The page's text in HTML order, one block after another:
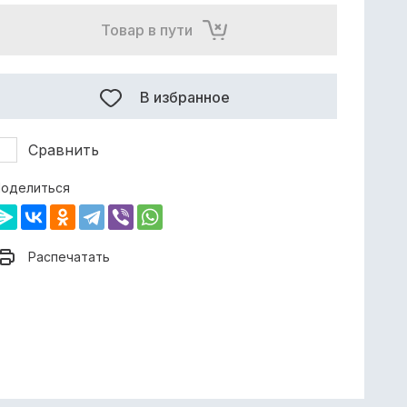
Товар в пути
Сравнить
В избранное
Распечатать